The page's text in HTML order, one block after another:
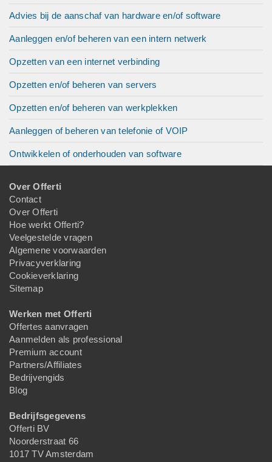
Advies bij de aanschaf van hardware en/of software
Aanleggen en/of beheren van een intern netwerk
Opzetten van een internet verbinding
Opzetten en/of beheren van servers
Opzetten en/of beheren van werkplekken
Aanleggen of beheren van telefonie of VOIP
Ontwikkelen of onderhouden van software
Over Offerti
Contact
Over Offerti
Hoe werkt Offerti?
Veelgestelde vragen
Algemene voorwaarden
Privacyverklaring
Cookieverklaring
Sitemap
Werken met Offerti
Offertes aanvragen
Aanmelden als professional
Premium account
Partners/Affiliates
Bedrijvengids
Blog
Bedrijfsgegevens
Offerti BV
Noorderstraat 66
1017 TV Amsterdam